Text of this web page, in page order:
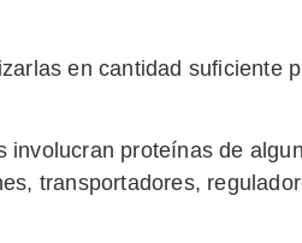
en cantidad suficiente
involucran proteínas de
transportadores,